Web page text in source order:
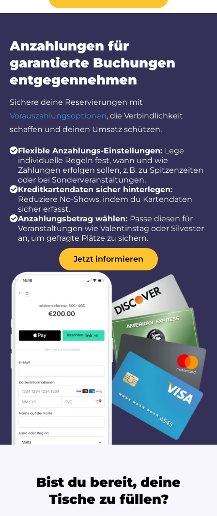
Anzahlungen für
garantierte Buchungen
entgegennehmen
Sichere deine Reservierungen mit
Vorauszahlungsoptionen, die Verbindlichkeit
schaffen und deinen Umsatz schützen.
Flexible Anzahlungs-Einstellungen: Lege
individuelle Regeln fest, wann und wie
Zahlungen erfolgen sollen, z. B. zu Spitzenzeiten
oder bei Sonderveranstaltungen.
Kreditkartendaten sicher hinterlegen:
Reduziere No-Shows, indem du Kartendaten
sicher erfasst.
Anzahlungsbetrag wählen: Passe diesen für
Veranstaltungen wie Valentinstag oder Silvester
an, um gefragte Plätze zu sichern.
Jetzt informieren
Bist du bereit, deine
Tische zu füllen?